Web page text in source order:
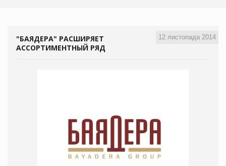
12 листопада 2014
"БАЯДЕРА" РАСШИРЯЕТ
АССОРТИМЕНТНЫЙ РЯД